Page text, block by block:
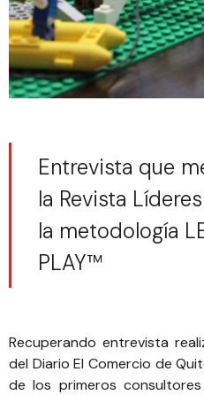
Entrevista que
la Revista
la metodología
PLAY™
Recuperando entrevista
del Diario El Comercio de
de los primeros